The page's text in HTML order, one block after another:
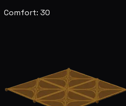
Comfort: 30